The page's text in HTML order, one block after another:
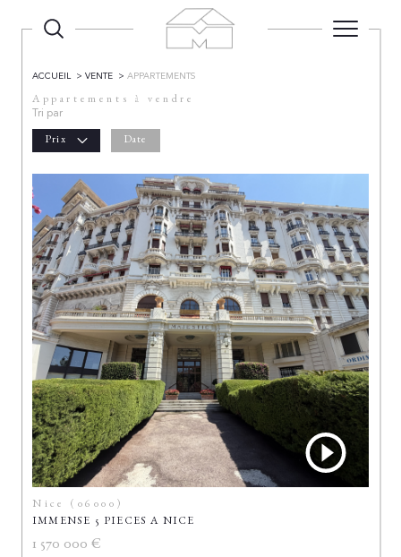
ACCUEIL VENTE APPARTEMENTS
Appartements à vendre
Tri par
Prix Date
Nice (06000)
IMMENSE 5 PIECES A NICE
1 570 000 €